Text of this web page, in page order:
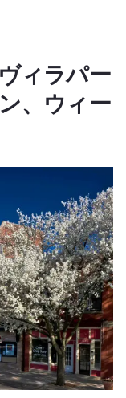
ィラパー
、ウィー